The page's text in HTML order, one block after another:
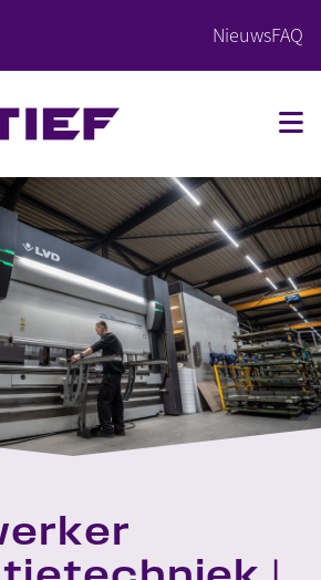
NieuwsFAQ
BEDRIJVEN
VAKTIEF